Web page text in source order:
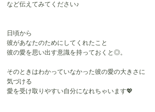
など伝えてみてください♪
日頃から
彼があなたのためにしてくれたこと
彼の愛を思い出す意識を持っておくと◎。
そのときはわかっていなかった彼の愛の大きさに
気づける
愛を受け取りやすい自分になれちゃいます💖